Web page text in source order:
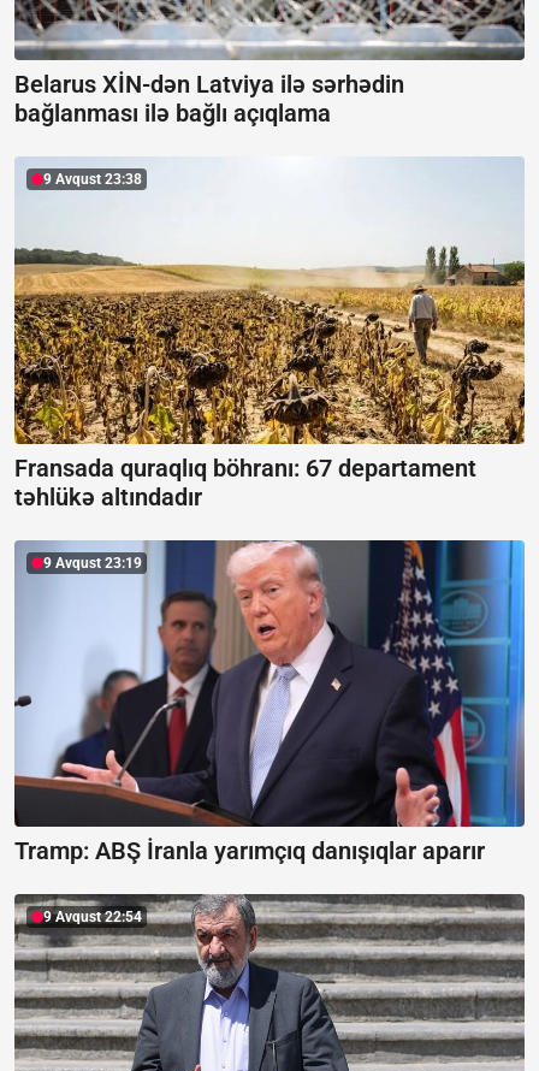
Belarus XİN-dən Latviya ilə sərhədin
bağlanması ilə bağlı açıqlama
9 Avqust 23:38
Fransada quraqlıq böhranı: 67 departament
təhlükə altındadır
9 Avqust 23:19
Tramp: ABŞ İranla yarımçıq danışıqlar aparır
9 Avqust 22:54